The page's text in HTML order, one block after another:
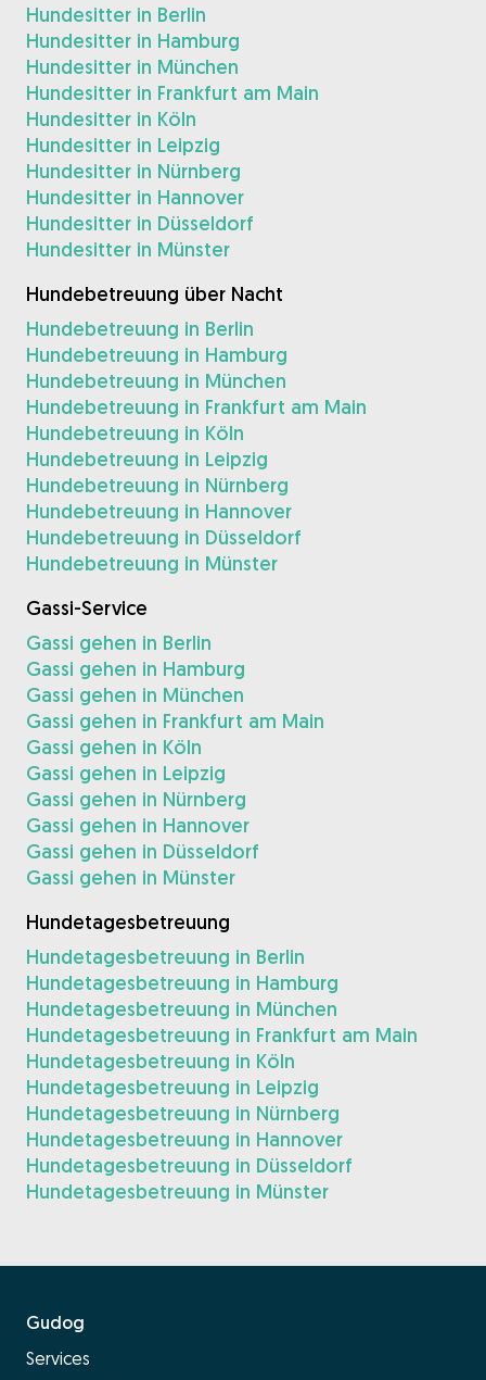
Hundesitter in Berlin
Hundesitter in Hamburg
Hundesitter in München
Hundesitter in Frankfurt am Main
Hundesitter in Köln
Hundesitter in Leipzig
Hundesitter in Nürnberg
Hundesitter in Hannover
Hundesitter in Düsseldorf
Hundesitter in Münster
Hundebetreuung über Nacht
Hundebetreuung in Berlin
Hundebetreuung in Hamburg
Hundebetreuung in München
Hundebetreuung in Frankfurt am Main
Hundebetreuung in Köln
Hundebetreuung in Leipzig
Hundebetreuung in Nürnberg
Hundebetreuung in Hannover
Hundebetreuung in Düsseldorf
Hundebetreuung in Münster
Gassi-Service
Gassi gehen in Berlin
Gassi gehen in Hamburg
Gassi gehen in München
Gassi gehen in Frankfurt am Main
Gassi gehen in Köln
Gassi gehen in Leipzig
Gassi gehen in Nürnberg
Gassi gehen in Hannover
Gassi gehen in Düsseldorf
Gassi gehen in Münster
Hundetagesbetreuung
Hundetagesbetreuung in Berlin
Hundetagesbetreuung in Hamburg
Hundetagesbetreuung in München
Hundetagesbetreuung in Frankfurt am Main
Hundetagesbetreuung in Köln
Hundetagesbetreuung in Leipzig
Hundetagesbetreuung in Nürnberg
Hundetagesbetreuung in Hannover
Hundetagesbetreuung in Düsseldorf
Hundetagesbetreuung in Münster
Gudog
Services